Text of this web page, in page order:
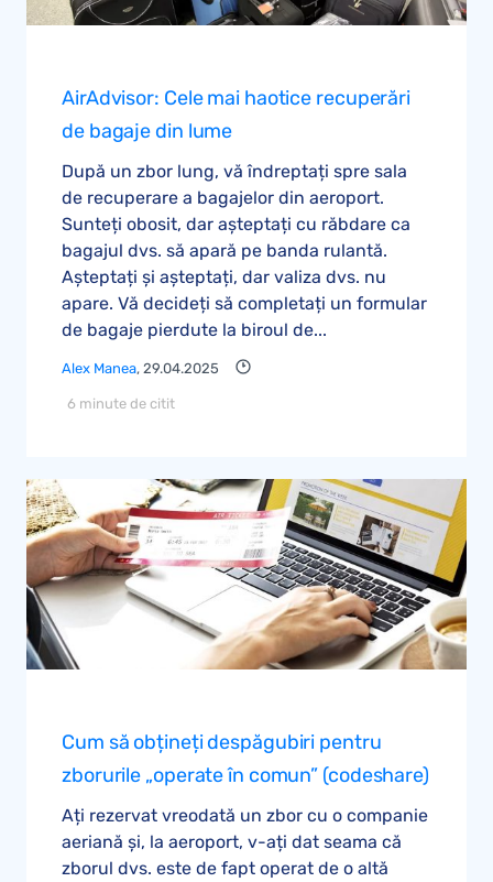
AirAdvisor: Cele mai haotice recuperări
de bagaje din lume
După un zbor lung, vă îndreptați spre sala
de recuperare a bagajelor din aeroport.
Sunteți obosit, dar așteptați cu răbdare ca
bagajul dvs. să apară pe banda rulantă.
Așteptați și așteptați, dar valiza dvs. nu
apare. Vă decideți să completați un formular
de bagaje pierdute la biroul de...
Alex Manea, 29.04.2025
6 minute de citit
Cum să obțineți despăgubiri pentru
zborurile „operate în comun” (codeshare)
Ați rezervat vreodată un zbor cu o companie
aeriană și, la aeroport, v-ați dat seama că
zborul dvs. este de fapt operat de o altă